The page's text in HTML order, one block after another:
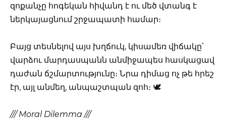
զոքանչը հոգեկան հիվանդ է ու մեծ վտանգ է
ներկայացնում շրջապատի համար։
Բայց տեսնելով այս խղճուկ, կիսամեռ վիճակը՝
վարձու մարդասպանն անմիջապես հասկացավ
դաժան ճշմարտությունը։ Նրա դիմաց ոչ թե հրեշ
էր, այլ անմեղ, անպաշտպան զոհ։ 🕊️
/// Moral Dilemma ///